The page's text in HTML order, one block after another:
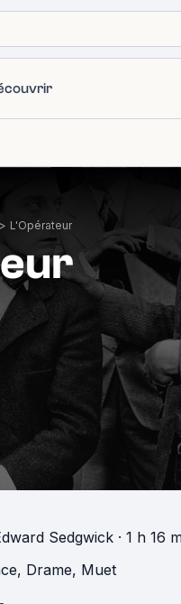
> L'Opérateur
Sedgwick · 1 h 16
, Drame, Muet